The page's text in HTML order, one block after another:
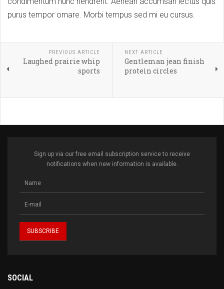
purus tempor ornare. Morbi tempus sed mi eu cursus.
PREVIOUS ARTICLE
Laughed prairie whip
sports
NEXT ARTICLE
Gentleman jean finish
protein circles
Sign up via our free email subscription service to receive
notifications when new information is available.
SOCIAL